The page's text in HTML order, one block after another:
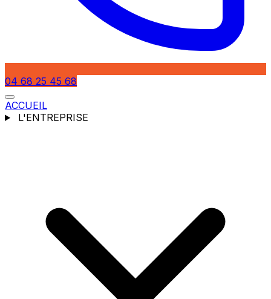
04 68 25 45 68
ACCUEIL
L'ENTREPRISE